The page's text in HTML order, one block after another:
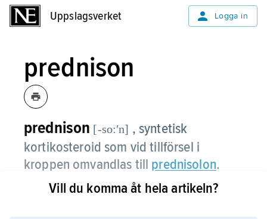
Uppslagsverket Logga in
prednison
prednison [-so:ʹn] , syntetisk
kortikosteroid som vid tillförsel i
kroppen omvandlas till prednisolon.
Vill du komma åt hela artikeln?